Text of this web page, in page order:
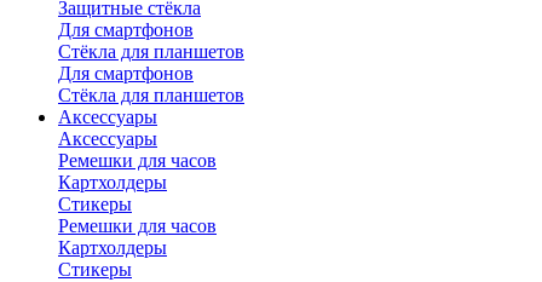
Защитные стёкла
Для смартфонов
Стёкла для планшетов
Для смартфонов
Стёкла для планшетов
Аксессуары
Аксессуары
Ремешки для часов
Картхолдеры
Стикеры
Ремешки для часов
Картхолдеры
Стикеры